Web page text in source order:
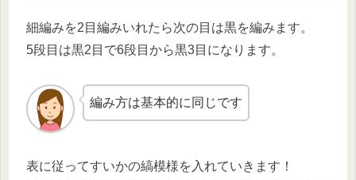
細編みを2目編みいれたら次の目は黒を編みます。
5段目は黒2目で6段目から黒3目になります。
編み方は基本的に同じです
表に従ってすいかの縞模様を入れていきます！